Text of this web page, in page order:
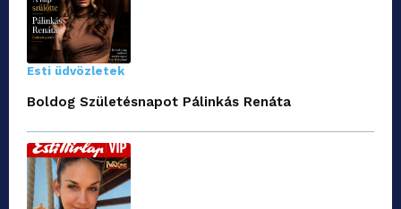
Esti üdvözletek
Boldog Születésnapot Pálinkás Renáta